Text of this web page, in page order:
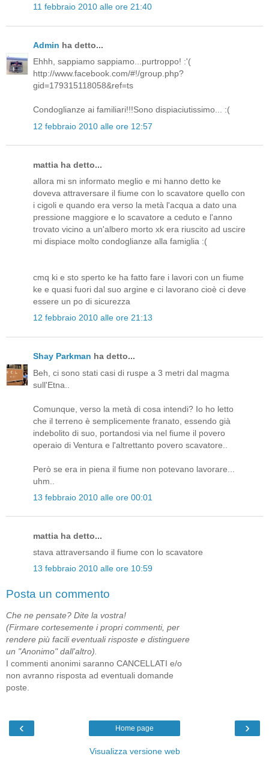
11 febbraio 2010 alle ore 21:40
Admin ha detto...
Ehhh, sappiamo sappiamo...purtroppo! :'(
http://www.facebook.com/#!/group.php?
gid=179315118058&ref=ts
Condoglianze ai familiari!!!Sono dispiaciutissimo... :(
12 febbraio 2010 alle ore 12:57
mattia ha detto...
allora mi sn informato meglio e mi hanno detto ke
doveva attraversare il fiume con lo scavatore quello con
i cigoli e quando era verso la metà l'acqua a dato una
pressione maggiore e lo scavatore a ceduto e l'anno
trovato vicino a un'albero morto xk era riuscito ad uscire
mi dispiace molto condoglianze alla famiglia :(
cmq ki e sto sperto ke ha fatto fare i lavori con un fiume
ke e quasi fuori dal suo argine e ci lavorano cioè ci deve
essere un po di sicurezza
12 febbraio 2010 alle ore 21:13
Shay Parkman ha detto...
Beh, ci sono stati casi di ruspe a 3 metri dal magma
sull'Etna..
Comunque, verso la metà di cosa intendi? Io ho letto
che il terreno è semplicemente franato, essendo già
indebolito di suo, portandosi via nel fiume il povero
operaio di Ventura e l'altrettanto povero scavatore..
Però se era in piena il fiume non potevano lavorare...
uhm..
13 febbraio 2010 alle ore 00:01
mattia ha detto...
stava attraversando il fiume con lo scavatore
13 febbraio 2010 alle ore 10:59
Posta un commento
Che ne pensate? Dite la vostra!
(Firmare cortesemente i propri commenti, per
rendere più facili eventuali risposte e distinguere
un "Anonimo" dall'altro).
I commenti anonimi saranno CANCELLATI e/o
non avranno risposta ad eventuali domande
poste.
‹ ›
Home page
Visualizza versione web